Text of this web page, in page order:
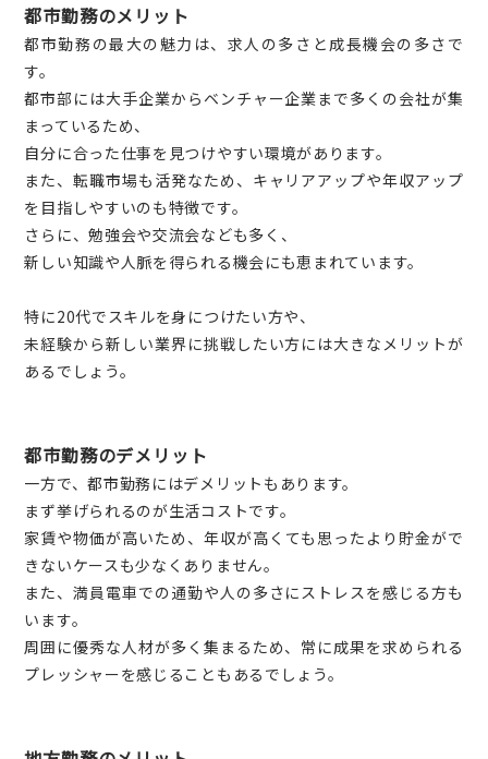
都市勤務のメリット
都市勤務の最大の魅力は、求人の多さと成長機会の多さで
す。
都市部には大手企業からベンチャー企業まで多くの会社が集
まっているため、
自分に合った仕事を見つけやすい環境があります。
また、転職市場も活発なため、キャリアアップや年収アップ
を目指しやすいのも特徴です。
さらに、勉強会や交流会なども多く、
新しい知識や人脈を得られる機会にも恵まれています。
特に20代でスキルを身につけたい方や、
未経験から新しい業界に挑戦したい方には大きなメリットが
あるでしょう。
都市勤務のデメリット
一方で、都市勤務にはデメリットもあります。
まず挙げられるのが生活コストです。
家賃や物価が高いため、年収が高くても思ったより貯金がで
きないケースも少なくありません。
また、満員電車での通勤や人の多さにストレスを感じる方も
います。
周囲に優秀な人材が多く集まるため、常に成果を求められる
プレッシャーを感じることもあるでしょう。